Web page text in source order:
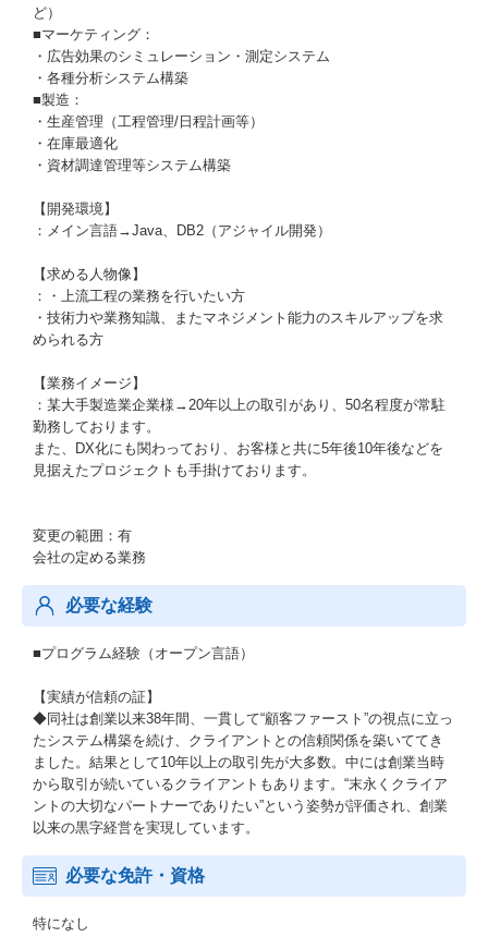
ど）
■マーケティング：
・広告効果のシミュレーション・測定システム
・各種分析システム構築
■製造：
・生産管理（工程管理/日程計画等）
・在庫最適化
・資材調達管理等システム構築
【開発環境】
：メイン言語→Java、DB2（アジャイル開発）
【求める人物像】
：・上流工程の業務を行いたい方
・技術力や業務知識、またマネジメント能力のスキルアップを求
められる方
【業務イメージ】
：某大手製造業企業様→20年以上の取引があり、50名程度が常駐
勤務しております。
また、DX化にも関わっており、お客様と共に5年後10年後などを
見据えたプロジェクトも手掛けております。
変更の範囲：有
会社の定める業務
必要な経験
■プログラム経験（オープン言語）
【実績が信頼の証】
◆同社は創業以来38年間、一貫して“顧客ファースト”の視点に立っ
たシステム構築を続け、クライアントとの信頼関係を築いててき
ました。結果として10年以上の取引先が大多数。中には創業当時
から取引が続いているクライアントもあります。“末永くクライア
ントの大切なパートナーでありたい”という姿勢が評価され、創業
以来の黒字経営を実現しています。
必要な免許・資格
特になし